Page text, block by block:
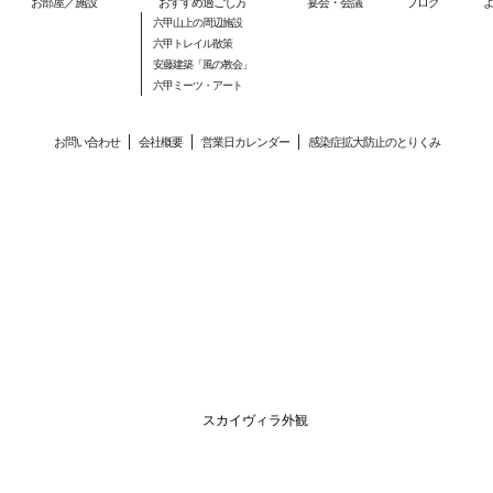
六甲山上の周辺施設
六甲トレイル散策
安藤建築「風の教会」
六甲ミーツ・アート
お問い合わせ 会社概要 営業日カレンダー 感染症拡大防止のとりくみ